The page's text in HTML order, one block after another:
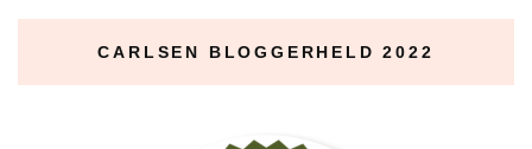
CARLSEN BLOGGERHELD 2022